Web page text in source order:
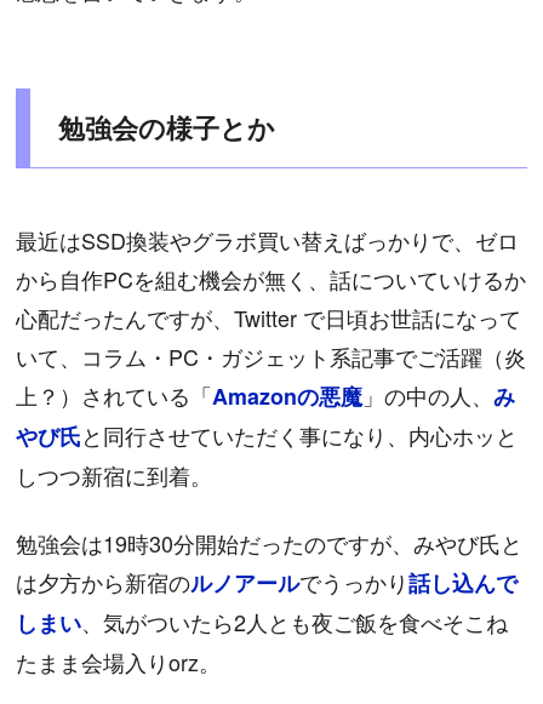
勉強会の様子とか
最近はSSD換装やグラボ買い替えばっかりで、ゼロ
から自作PCを組む機会が無く、話についていけるか
心配だったんですが、Twitter で日頃お世話になって
いて、コラム・PC・ガジェット系記事でご活躍（炎
上？）されている「Amazonの悪魔 」の中の人、み
やび氏と同行させていただく事になり、内心ホッと
しつつ新宿に到着。
勉強会は19時30分開始だったのですが、みやび氏と
は夕方から新宿のルノアールでうっかり話し込んで
しまい、気がついたら2人とも夜ご飯を食べそこね
たまま会場入りorz。